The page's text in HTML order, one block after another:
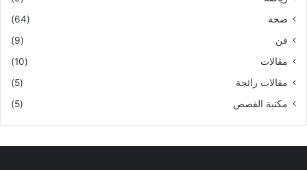
صحة
(64)
فن
(9)
مقالات
(10)
مقالات رائجة
(5)
مكتبة القصص
(5)